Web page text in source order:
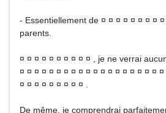
- Essentiellement de ¤ ¤ ¤ ¤ ¤ ¤ ¤ ¤
parents.
¤ ¤ ¤ ¤ ¤ ¤ ¤ ¤ ¤ ¤ , je ne verrai
¤ ¤ ¤ ¤ ¤ ¤ ¤ ¤ ¤ ¤ ¤ ¤ ¤ ¤ ¤ ¤ ¤ ¤ ¤
¤ ¤ ¤ ¤ ¤ ¤ ¤ ¤ ¤ .
De même, je comprendrai